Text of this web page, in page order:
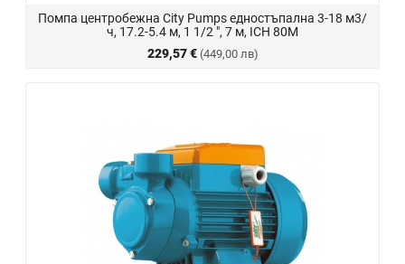
Помпа центробежна City Pumps едностъпална 3-18 м3/
ч, 17.2-5.4 м, 1 1/2 ", 7 м, ICH 80M
229,57 € (449,00 лв)